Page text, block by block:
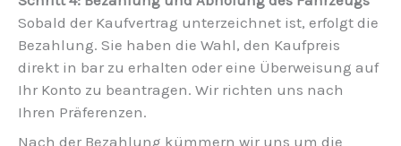
Sobald der Kaufvertrag unterzeichnet ist, erfolgt die
Bezahlung. Sie haben die Wahl, den Kaufpreis
direkt in bar zu erhalten oder eine Überweisung auf
Ihr Konto zu beantragen. Wir richten uns nach
Ihren Präferenzen.
Nach der Bezahlung kümmern wir uns um die